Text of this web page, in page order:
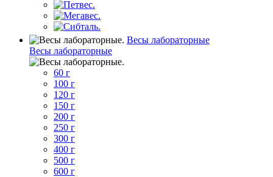
Весы лабораторные
Весы лабораторные
60 г
100 г
120 г
150 г
200 г
250 г
300 г
400 г
500 г
600 г